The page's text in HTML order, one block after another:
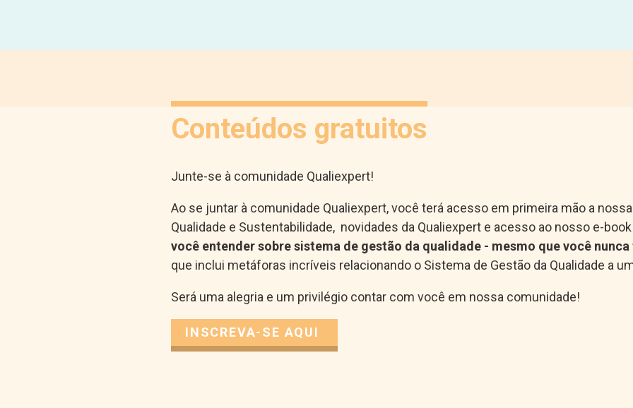
Conteúdos gratuitos
Junte-se à comunidade Qualiexpert!
Ao se juntar à comunidade Qualiexpert, você terá acesso em primeira mão a
Qualidade e Sustentabilidade, novidades da Qualiexpert e acesso ao nosso e-
você entender sobre sistema de gestão da qualidade - mesmo que você nunca
que inclui metáforas incríveis relacionando o Sistema de Gestão da Qualidade a
Será uma alegria e um privilégio contar com você em nossa comunidade!
INSCREVA-SE AQUI